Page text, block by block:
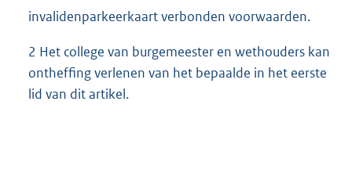
invalidenparkeerkaart verbonden voorwaarden.
2 Het college van burgemeester en wethouders kan
ontheffing verlenen van het bepaalde in het eerste
lid van dit artikel.